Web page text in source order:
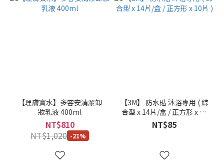
【理膚寶水】多容安清潔卸
妝乳液 400ml
NT$810
NT$1,020 -21%
【3M】 防水貼 沐浴專用 ( 綜
合型 x 14片/盒 / 正方形 x 10
片 )
NT$85